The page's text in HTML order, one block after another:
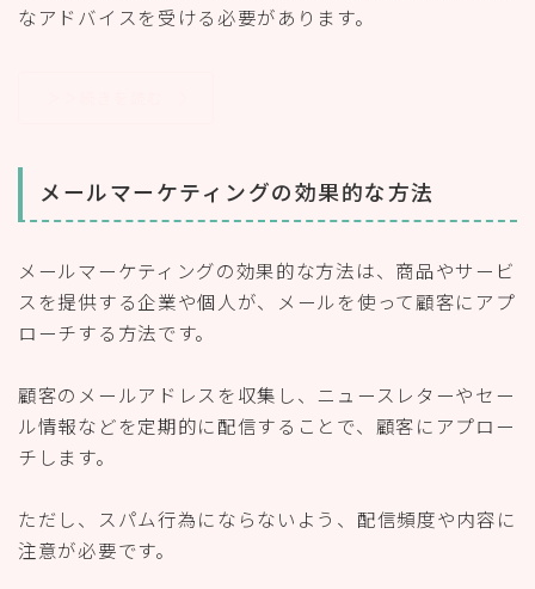
なアドバイスを受ける必要があります。
メールマーケティングの効果的な方法
メールマーケティングの効果的な方法は、商品やサービ
スを提供する企業や個人が、メールを使って顧客にアプ
ローチする方法です。
顧客のメールアドレスを収集し、ニュースレターやセー
ル情報などを定期的に配信することで、顧客にアプロー
チします。
ただし、スパム行為にならないよう、配信頻度や内容に
注意が必要です。